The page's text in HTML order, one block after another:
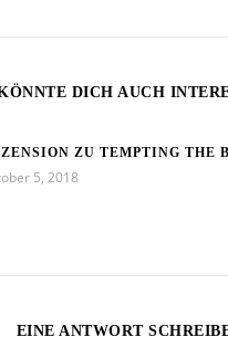
DICH AUCH
ZU TEMPTING THE
5, 2018
EINE ANTWORT